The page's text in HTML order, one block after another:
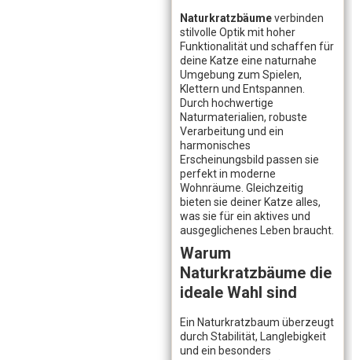
Naturkratzbäumeverbinden
stilvolle Optik mit hoher
Funktionalität und schaffen für
deine Katze eine naturnahe
Umgebung zum Spielen,
Klettern und Entspannen.
Durch hochwertige
Naturmaterialien, robuste
Verarbeitung und ein
harmonisches
Erscheinungsbild passen sie
perfekt in moderne
Wohnräume. Gleichzeitig
bieten sie deiner Katze alles,
was sie für ein aktives und
ausgeglichenes Leben braucht.
Warum
Naturkratzbäume die
ideale Wahl sind
Ein Naturkratzbaum überzeugt
durch Stabilität, Langlebigkeit
und ein besonders